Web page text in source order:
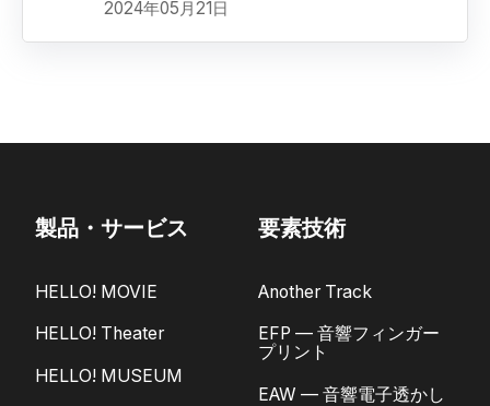
2024年05月21日
製品・サービス
HELLO! MOVIE
HELLO! Theater
HELLO! MUSEUM
要素技術
Another Track
EFP — 音響フィンガー
プリント
EAW — 音響電子透かし